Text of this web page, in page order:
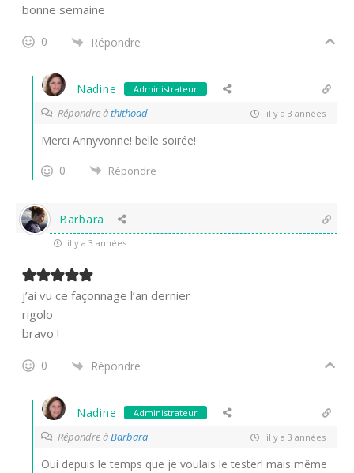
bonne semaine
0 Répondre
Nadine Administrateur
Répondre àthithoad il y a 3 années
Merci Annyvonne! belle soirée!
0
Répondre
Barbara
il y a 3 années
j’ai vu ce façonnage l’an dernier
rigolo
bravo !
0 Répondre
Nadine Administrateur
Répondre àBarbara il y a 3 années
Oui depuis le temps que je voulais le tester! mais même